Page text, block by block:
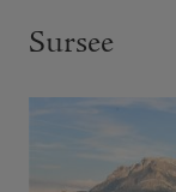
Sursee